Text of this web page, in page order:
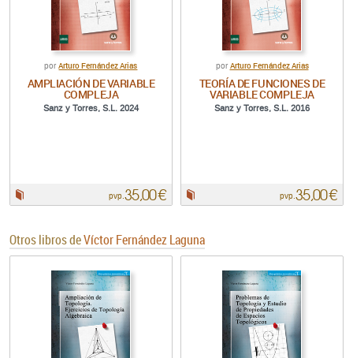
porArturo Fernández Arias
AMPLIACIÓN DE VARIABLE
COMPLEJA
Sanz y Torres, S.L. 2024
pvp.35,00 €
por Arturo Fernández Arias
TEORÍA DE FUNCIONES DE
VARIABLE COMPLEJA
Sanz y Torres, S.L. 2016
pvp.35,00 €
Otros libros deVíctor Fernández Laguna